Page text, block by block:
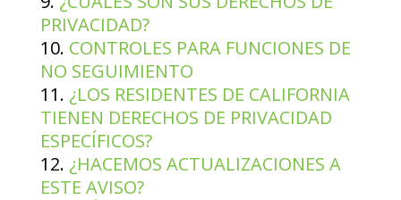
PRIVACIDAD?
CONTROLES PARA FUNCIONES DE
NO SEGUIMIENTO
¿LOS RESIDENTES DE CALIFORNIA
TIENEN DERECHOS DE PRIVACIDAD
ESPECÍFICOS?
¿HACEMOS ACTUALIZACIONES A
ESTE AVISO?